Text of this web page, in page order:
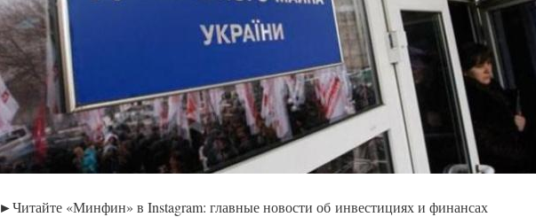
►Читайте «Минфин» в Instagram: главные новости об инвестициях и финансах